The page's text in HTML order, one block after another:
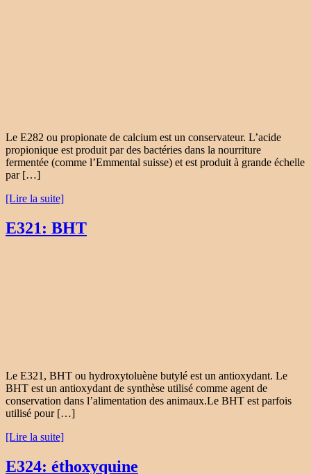
Le E282 ou propionate de calcium est un conservateur. L’acide
propionique est produit par des bactéries dans la nourriture
fermentée (comme l’Emmental suisse) et est produit à grande échelle
par […]
[Lire la suite]
E321: BHT
Le E321, BHT ou hydroxytoluène butylé est un antioxydant. Le
BHT est un antioxydant de synthèse utilisé comme agent de
conservation dans l’alimentation des animaux.Le BHT est parfois
utilisé pour […]
[Lire la suite]
E324: éthoxyquine